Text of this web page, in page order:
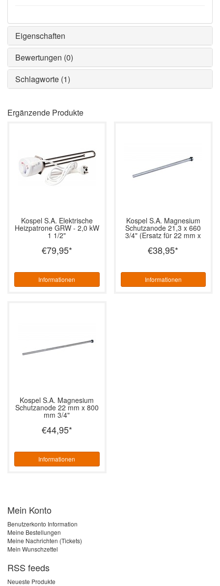
Eigenschaften
Bewertungen (0)
Schlagworte (1)
Ergänzende Produkte
Kospel S.A. Elektrische
Heizpatrone GRW - 2,0 kW
1 1/2"
€79,95*
Informationen
Kospel S.A. Magnesium
Schutzanode 21,3 x 660
3/4" (Ersatz für 22 mm x
€38,95*
Informationen
Kospel S.A. Magnesium
Schutzanode 22 mm x 800
mm 3/4"
€44,95*
Informationen
Mein Konto
Benutzerkonto Information
Meine Bestellungen
Meine Nachrichten (Tickets)
Mein Wunschzettel
RSS feeds
Neueste Produkte